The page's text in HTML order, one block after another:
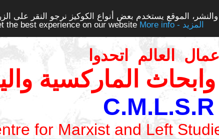
الموقع يستخدم بعض أنواع الكوكيز نرجو النقر على
the best experience on our website
More info - المزيد
العالم اتحدوا
الماركسية
C.M.L.S.R
for Marxist and Left